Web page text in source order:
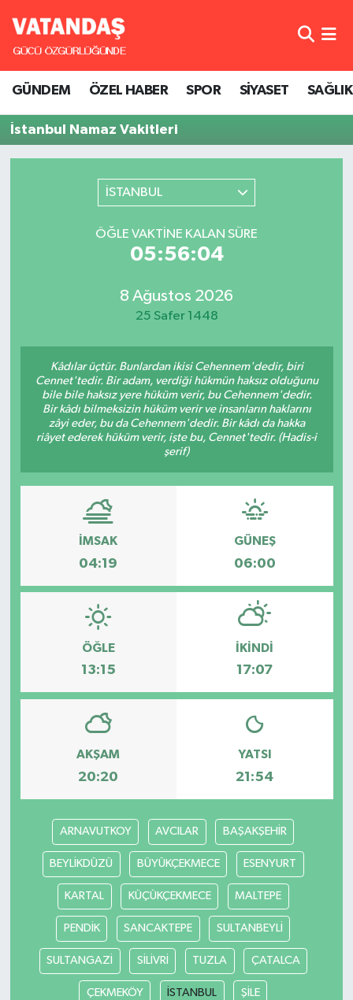
GÜNDEM ÖZEL HABER SPOR SİYASET SAĞLIK
İstanbul Namaz Vakitleri
İSTANBUL
ÖĞLE VAKTINE KALAN SÜRE
05:56:04
8 Ağustos 2026
25 Safer 1448
Kâdılar üçtür. Bunlardan ikisi Cehennem'dedir, biri
Cennet'tedir. Bir adam, verdiği hükmün haksız olduğunu
bile bile haksız yere hüküm verir, bu Cehennem'dedir.
Bir kâdı bilmeksizin hüküm verir ve insanların haklarını
zâyi eder, bu da Cehennem'dedir. Bir kâdı da hakka
riâyet ederek hüküm verir, işte bu, Cennet'tedir. (Hadis-i
şerif)
İMSAK
04:19
GÜNEŞ
06:00
ÖĞLE
13:15
İKINDI
17:07
AKŞAM
20:20
YATSI
21:54
ARNAVUTKOY AVCILAR BAŞAKŞEHİR
BEYLİKDÜZÜ BÜYÜKÇEKMECE ESENYURT
KARTAL KÜÇÜKÇEKMECE MALTEPE
PENDİK SANCAKTEPE SULTANBEYLİ
SULTANGAZİ SİLİVRİ TUZLA ÇATALCA
ÇEKMEKÖY İSTANBUL ŞİLE
GÜNDEM
Hava Durumu
Tüm Manşetler